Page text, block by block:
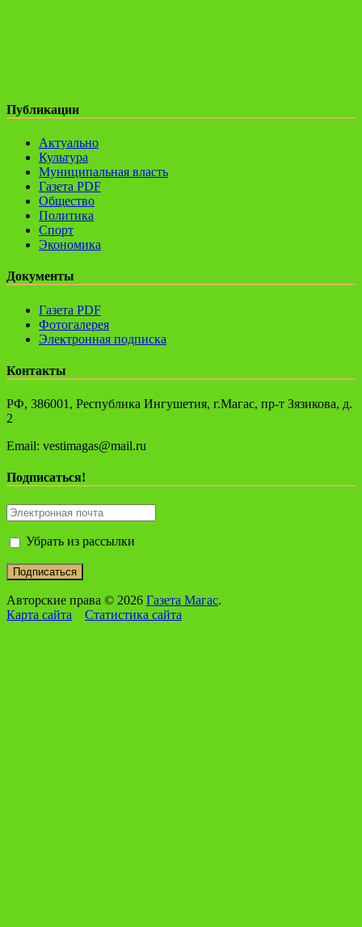
Публикации
Актуально
Культура
Муниципальная власть
Газета PDF
Общество
Политика
Спорт
Экономика
Документы
Газета PDF
Фотогалерея
Электронная подписка
Контакты
РФ, 386001, Республика Ингушетия, г.Магас, пр-т Зязикова, д.
2
Email: vestimagas@mail.ru
Подписаться!
Убрать из рассылки
Авторские права © 2026 Газета Магас.
Карта сайта
Статистика сайта